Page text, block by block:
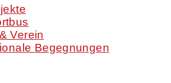
Verein
Begegnungen